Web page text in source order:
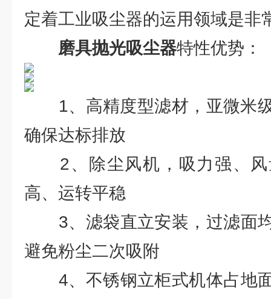
定着工业吸尘器的运用领域是非
磨具抛光吸尘器特性优势：
1、高精度型滤材，亚微米
确保达标排放
2、除尘风机，吸力强、风
高、运转平稳
3、滤袋直立安装，过滤面
避免粉尘二次吸附
4、不锈钢立柜式机体占地